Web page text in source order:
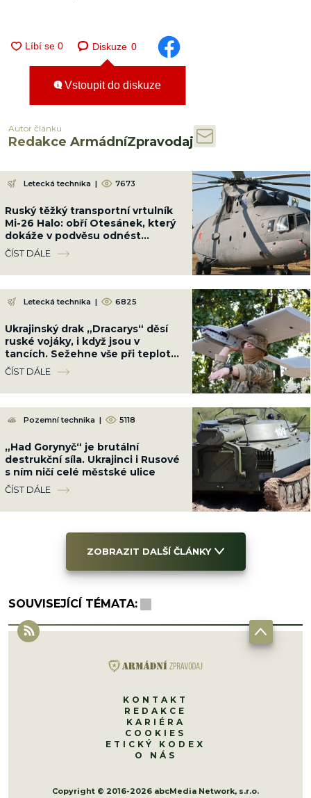
Diskuze 0
Vstoupit do diskuze
Autor článku
Redakce ArmádníZpravodaj
Letecká technika | 7673
Ruský těžký transportní vrtulník
Mi-26 Halo: obří Otesánek, který
dokáže v podvěsu odnést
dopravní letadlo
ČÍST DÁLE
Letecká technika | 6825
Ukrajinský drak „Dracarys“ děsí
ruské vojáky, i když jsou v
tancích. Sežehne vše při teplotě
přes 2 400 °C
ČÍST DÁLE
Pozemní technika | 5118
„Had Gorynyč“ je brutální
destrukční síla. Ukrajinci i Rusové
s ním ničí celé městské ulice
ČÍST DÁLE
ZOBRAZIT DALŠÍ ČLÁNKY
SOUVISEJÍCÍ TÉMATA:
KONTAKT
REDAKCE
KARIÉRA
COOKIES
ETICKÝ KODEX
O NÁS
Copyright © 2016-2026 abcMedia Network, s.r.o.